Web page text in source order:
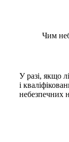
Чим
У разі, якщо
і
небезпечних